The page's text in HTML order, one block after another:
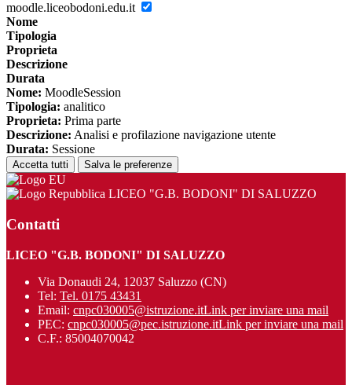
moodle.liceobodoni.edu.it
Nome
Tipologia
Proprieta
Descrizione
Durata
Nome: MoodleSession
Tipologia: analitico
Proprieta: Prima parte
Descrizione: Analisi e profilazione navigazione utente
Durata: Sessione
Accetta tutti Salva le preferenze
LICEO "G.B. BODONI" DI SALUZZO
Contatti
LICEO "G.B. BODONI" DI SALUZZO
Via Donaudi 24, 12037 Saluzzo (CN)
Tel: Tel. 0175 43431
Email: cnpc030005@istruzione.itLink per inviare una mail
PEC: cnpc030005@pec.istruzione.itLink per inviare una mail
C.F.: 85004070042